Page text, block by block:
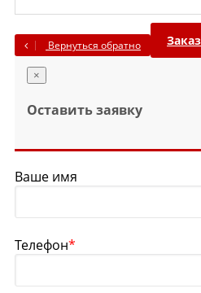
Вернуться обратно
×
Оставить заявку
Ваше имя
Телефон*